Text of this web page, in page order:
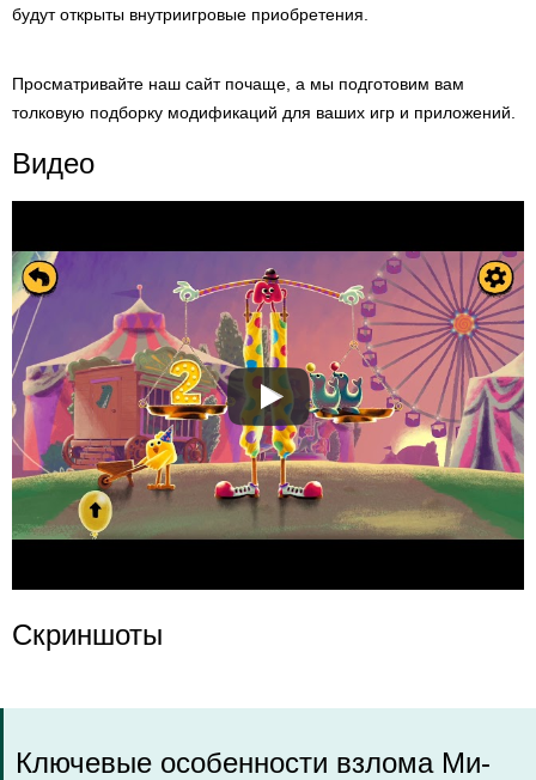
будут открыты внутриигровые приобретения.
Просматривайте наш сайт почаще, а мы подготовим вам
толковую подборку модификаций для ваших игр и приложений.
Видео
Скриншоты
Ключевые особенности взлома Ми-